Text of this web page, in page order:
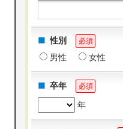
性別 必須
男性 女性
卒年 必須
年